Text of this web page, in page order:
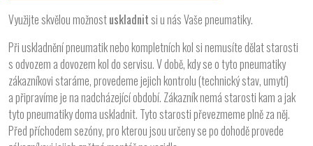
Využijte skvělou možnostuskladnitsi u nás Vaše pneumatiky.
Při uskladnění pneumatik nebo kompletních kol si nemusíte dělat starosti
s odvozem a dovozem kol do servisu. V době, kdy se o tyto pneumatiky
zákazníkovi staráme, provedeme jejich kontrolu (technický stav, umytí)
a připravíme je na nadcházející období. Zákazník nemá starosti kam a jak
tyto pneumatiky doma uskladnit. Tyto starosti převezmeme plně za něj.
Před příchodem sezóny, pro kterou jsou určeny se po dohodě provede